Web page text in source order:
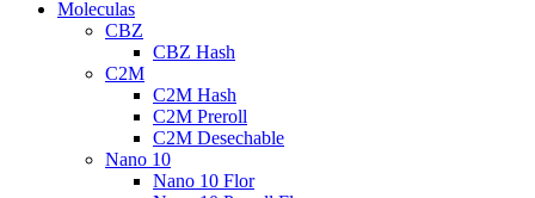
Moleculas
CBZ
CBZ Hash
C2M
C2M Hash
C2M Preroll
C2M Desechable
Nano 10
Nano 10 Flor